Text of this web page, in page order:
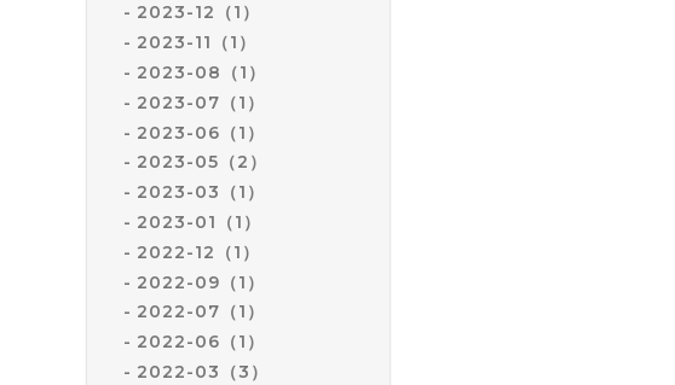
2023-12（1）
2023-11（1）
2023-08（1）
2023-07（1）
2023-06（1）
2023-05（2）
2023-03（1）
2023-01（1）
2022-12（1）
2022-09（1）
2022-07（1）
2022-06（1）
2022-03（3）